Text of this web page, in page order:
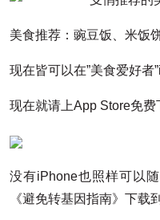
美食推荐：豌豆饭、米
现在皆可以在”美食爱好者
现在就请上App Store免费
没有iPhone也照样可以
《避免转基因指南》下载